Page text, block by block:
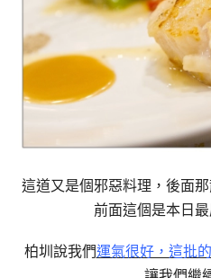
這道又是個邪惡料理，後面
前面這個是本日最
柏圳說我們運氣很好，這批